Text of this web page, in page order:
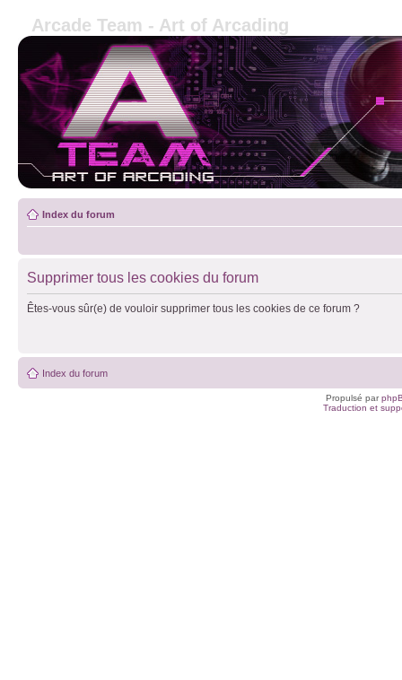
Arcade Team - Art of Arcading
Index du forum
Supprimer tous les cookies du forum
Êtes-vous sûr(e) de vouloir supprimer tous les cookies de ce forum ?
Index du forum
Propulsé par
Traduction et